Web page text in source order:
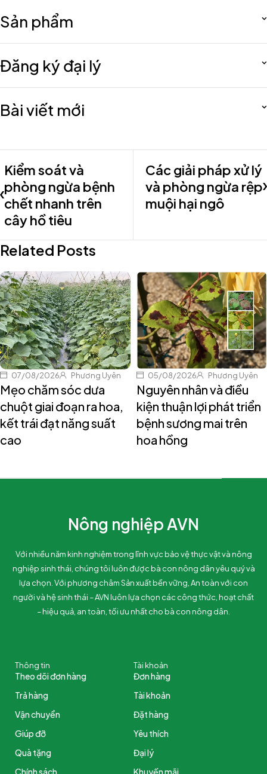
Sản phẩm
Đăng ký đại lý
Bài viết mới
Kiểm soát và
phòng ngừa bệnh
chết nhanh trên
cây hồ tiêu
Các giải pháp xử lý
và phòng ngừa rệp
muội hại ngô
Related Posts
07/08/2026 Phương Uyên
Mẹo chăm sóc dưa
chuột giai đoạn ra hoa,
kết trái đạt năng suất
cao
05/08/2026 Phương Uyên
Nguyên nhân và điều
kiện thuận lợi phát triển
bệnh sương mai trên
hoa hồng
Nông nghiệp AVN
Với nhiều năm kinh nghiệm trong lĩnh vực bảo vệ thực vật và nông
nghiệp sinh thái, chúng tôi luôn được bà con nông dân yêu quý và
lựa chọn. Với phương châm Sản xuất bền vững, An toàn với con
người và hệ sinh thái – AVN luôn lựa chọn các công thức, hoạt chất
– hiệu quả, an toàn, tối ưu nhất cho bà con nông dân.
Thông tin
Theo dõi đơn hàng
Trả hàng
Vận chuyển
Giúp đỡ
Quà tặng
Chính sách
Tài khoản
Đơn hàng
Tài khoản
Đặt hàng
Yêu thích
Đại lý
Khuyến mãi